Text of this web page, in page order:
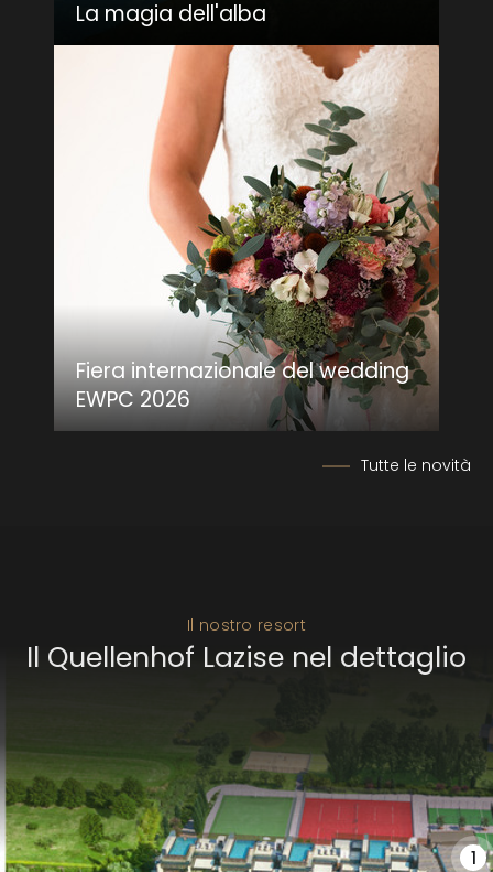
La magia dell'alba
Fiera internazionale del wedding
EWPC 2026
Tutte le novità
Il Quellenhof Lazise nel dettaglio
Il nostro resort
1